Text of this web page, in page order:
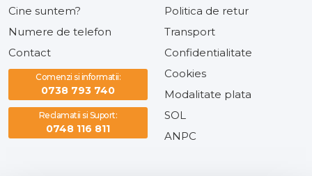
Cine suntem?
Numere de telefon
Contact
Comenzi si informatii:
0738 793 740
Reclamatii si Suport:
0748 116 811
Politica de retur
Transport
Confidentialitate
Cookies
Modalitate plata
SOL
ANPC